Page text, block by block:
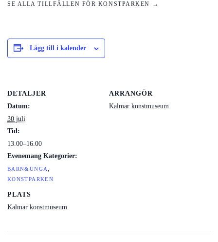
SE ALLA TILLFÄLLEN FÖR KONSTPARKEN →
Lägg till i kalender
DETALJER
Datum:
30 juli
Tid:
13.00–16.00
Evenemang Kategorier:
BARN&UNGA,
KONSTPARKEN
PLATS
Kalmar konstmuseum
ARRANGÖR
Kalmar konstmuseum